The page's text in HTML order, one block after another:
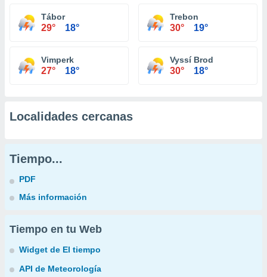
Tábor
29° 18°
Trebon
30° 19°
Vimperk
27° 18°
Vyssí Brod
30° 18°
Localidades cercanas
Tiempo...
PDF
Más información
Tiempo en tu Web
Widget de El tiempo
API de Meteorología